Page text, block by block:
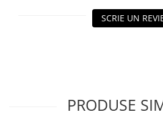
SCRIE UN
PRODUSE